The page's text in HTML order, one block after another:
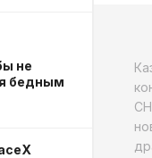
не
бедным